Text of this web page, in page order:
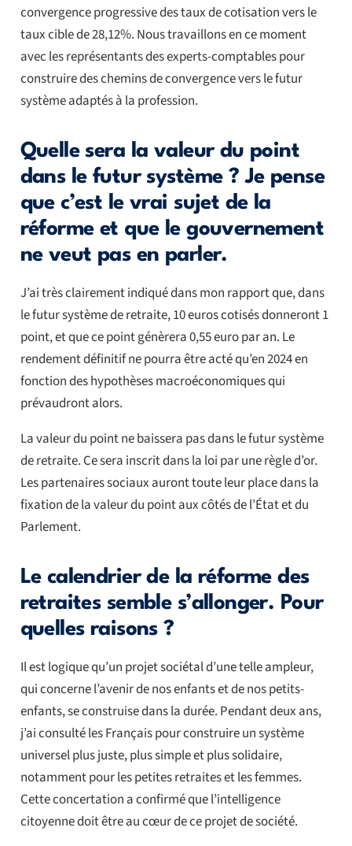
convergence progressive des taux de cotisation vers le
taux cible de 28,12%. Nous travaillons en ce moment
avec les représentants des experts-comptables pour
construire des chemins de convergence vers le futur
système adaptés à la profession.
Quelle sera la valeur du point
dans le futur système ? Je pense
que c’est le vrai sujet de la
réforme et que le gouvernement
ne veut pas en parler.
J’ai très clairement indiqué dans mon rapport que, dans
le futur système de retraite, 10 euros cotisés donneront 1
point, et que ce point génèrera 0,55 euro par an. Le
rendement définitif ne pourra être acté qu’en 2024 en
fonction des hypothèses macroéconomiques qui
prévaudront alors.
La valeur du point ne baissera pas dans le futur système
de retraite. Ce sera inscrit dans la loi par une règle d’or.
Les partenaires sociaux auront toute leur place dans la
fixation de la valeur du point aux côtés del’État et du
Parlement.
Le calendrier de la réforme des
retraites semble s’allonger. Pour
quelles raisons ?
Il est logique qu’un projet sociétal d’une telle ampleur,
qui concerne l’avenir de nos enfants et de nos petits-
enfants, se construise dans la durée. Pendant deux ans,
j’ai consulté les Français pour construire un système
universel plus juste, plus simple et plus solidaire,
notamment pour les petites retraites et les femmes.
Cette concertation a confirmé que l’intelligence
citoyenne doit être au cœur de ce projet de société.